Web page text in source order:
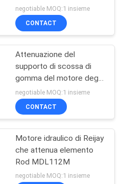
gomma che attenua Rod
negotiable MOQ:1 insieme
CONTACT
Attenuazione del
supporto di scossa di
gomma del motore degli
umidificatori IMB35 di
vibrazione
negotiable MOQ:1 insieme
CONTACT
Motore idraulico di Reijay
che attenua elemento
Rod MDL112M
negotiable MOQ:1 insieme